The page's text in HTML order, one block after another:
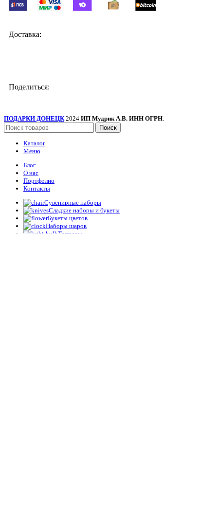
Доставка:
Поделиться:
ПОДАРКИ ДОНЕЦК 2024 ИП Мудрик А.В. ИНН ОГРН.
Поиск
Каталог
Меню
Блог
О нас
Портфолио
Контакты
Сувенирные наборы
Сладкие наборы и букеты
Букеты цветов
Наборы шаров
Топперы